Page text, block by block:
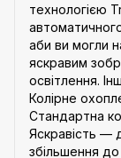
технологією
аби ви могли
яскравим
освітлення.
Колірне
Стандартна
Яскравість —
збільшення